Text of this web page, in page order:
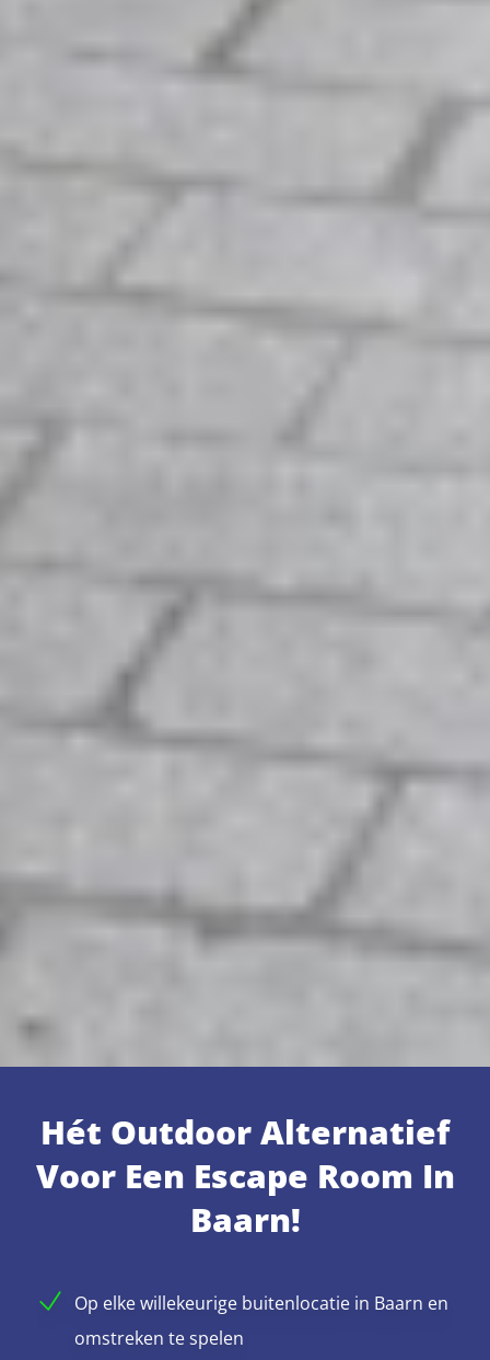
Hét Outdoor Alternatief
Voor Een Escape Room In
Baarn!
Op elke willekeurige buitenlocatie in Baarn en
omstreken te spelen